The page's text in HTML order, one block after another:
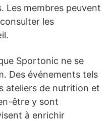
Les membres peuvent
les
Sportonic ne se
Des événements tels
ateliers de nutrition et
être y sont
à enrichir